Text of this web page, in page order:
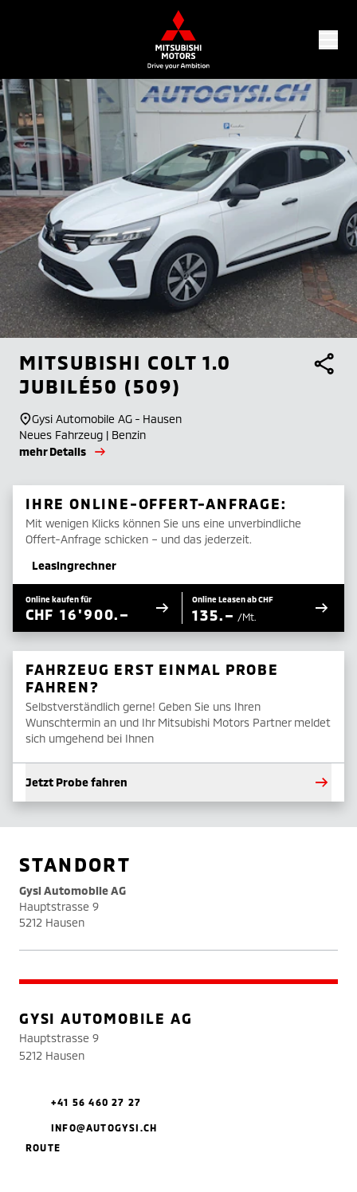
MITSUBISHI COLT 1.0
JUBILÉ50 (509)
Gysi Automobile AG - Hausen
Neues Fahrzeug | Benzin
mehr Details
IHRE ONLINE-OFFERT-ANFRAGE:
Mit wenigen Klicks können Sie uns eine unverbindliche
Offert-Anfrage schicken – und das jederzeit.
Leasingrechner
Online kaufen für
CHF 16'900.–
Online Leasen ab CHF
135.– /Mt.
FAHRZEUG ERST EINMAL PROBE
FAHREN?
Selbstverständlich gerne! Geben Sie uns Ihren
Wunschtermin an und Ihr Mitsubishi Motors Partner meldet
sich umgehend bei Ihnen
Jetzt Probe fahren
STANDORT
Gysi Automobile AG
Hauptstrasse 9
5212 Hausen
GYSI AUTOMOBILE AG
Hauptstrasse 9
5212 Hausen
+41 56 460 27 27
INFO@AUTOGYSI.CH
ROUTE